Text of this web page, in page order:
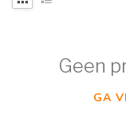
Geen
GA